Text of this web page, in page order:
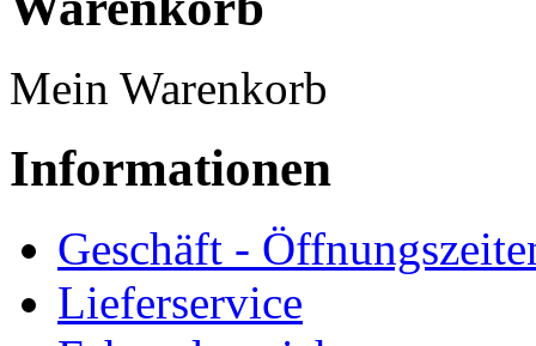
Mein Warenkorb
Informationen
Geschäft -
Lieferservice